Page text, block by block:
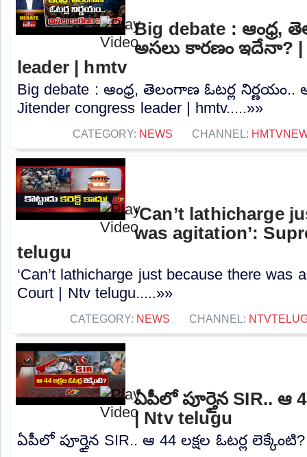
Big debate : ఆంధ్ర,
అసలు కారణం ఇదేనా? |
leader | hmtv
Big debate : ఆంధ్ర, తెలంగాణ ఓటర్ల
Jitender congress leader | hmtv.....»»
CATEGORY: NEWS CHANNEL:
‘Can’t lathicharge
was agitation’:
telugu
‘Can’t lathicharge just because there was
Court | Ntv telugu.....»»
CATEGORY: NEWS CHANNEL:
ఏపీలో పూర్తైన SIR.. ఆ
| Ntv telugu
ఏపీలో పూర్తైన SIR.. ఆ 44 లక్షల ఓటర్ల